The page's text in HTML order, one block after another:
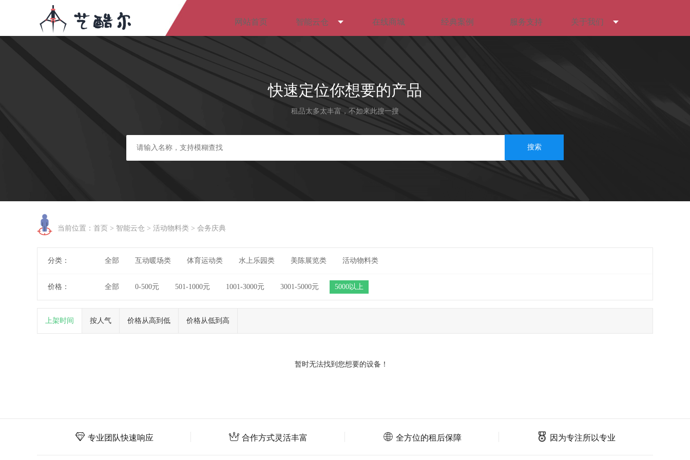
网站首页 智能云仓 在线商城 经典案例 服务支持 关于我们
快速定位你想要的产品
租品太多太丰富，不如来此搜一搜
当前位置： 首页 > 智能云仓 > 活动物料类 > 会务庆典
分类： 全部 互动暖场类 体育运动类 水上乐园类 美陈展览类 活动物料类
价格： 全部 0-500元 501-1000元 1001-3000元 3001-5000元 5000以上
上架时间 按人气 价格从高到低 价格从低到高
暂时无法找到您想要的设备！
专业团队快速响应 合作方式灵活丰富 全方位的租后保障 因为专注所以专业